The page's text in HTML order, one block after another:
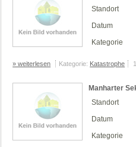
Standort
Datum
Kategorie
» weiterlesen Kategorie: Katastrophe
Manharter
Standort
Datum
Kategorie